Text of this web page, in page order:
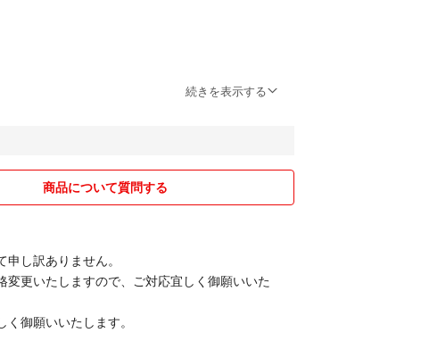
発送致しますが、猫の毛など気になる方はご遠慮下さ
続きを表示する
商品について質問する
申し訳ありません。
変更いたしますので、ご対応宜しく御願いいた
く御願いいたします。